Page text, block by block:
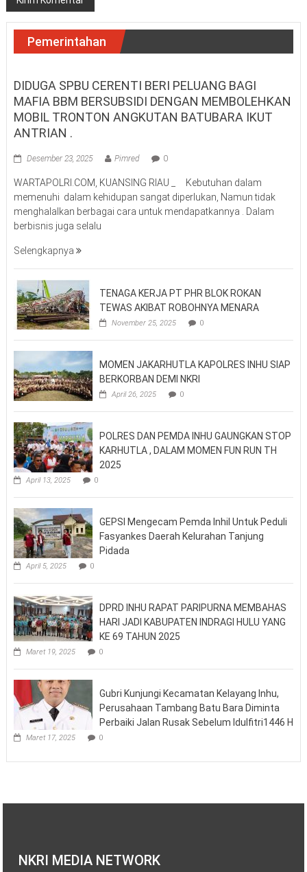
Pemerintahan
DIDUGA SPBU CERENTI BERI PELUANG BAGI
MAFIA BBM BERSUBSIDI DENGAN MEMBOLEHKAN
MOBIL TRONTON ANGKUTAN BATUBARA IKUT
ANTRIAN .
Desember 23, 2025 Pimred 0
WARTAPOLRI.COM, KUANSING RIAU _ Kebutuhan dalam
memenuhi dalam kehidupan sangat diperlukan, Namun tidak
menghalalkan berbagai cara untuk mendapatkannya . Dalam
berbisnis juga selalu
Selengkapnya
TENAGA KERJA PT PHR BLOK ROKAN
TEWAS AKIBAT ROBOHNYA MENARA
November 25, 2025 0
MOMEN JAKARHUTLA KAPOLRES INHU SIAP
BERKORBAN DEMI NKRI
April 26, 2025 0
POLRES DAN PEMDA INHU GAUNGKAN STOP
KARHUTLA , DALAM MOMEN FUN RUN TH
2025
April 13, 2025 0
GEPSI Mengecam Pemda Inhil Untuk Peduli
Fasyankes Daerah Kelurahan Tanjung
Pidada
April 5, 2025 0
DPRD INHU RAPAT PARIPURNA MEMBAHAS
HARI JADI KABUPATEN INDRAGI HULU YANG
KE 69 TAHUN 2025
Maret 19, 2025 0
Gubri Kunjungi Kecamatan Kelayang Inhu,
Perusahaan Tambang Batu Bara Diminta
Perbaiki Jalan Rusak Sebelum Idulfitri1446 H
Maret 17, 2025 0
NKRI MEDIA NETWORK